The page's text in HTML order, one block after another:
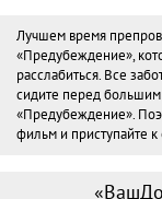
Лучшем время
«Предубеждение»,
расслабиться. Все
сидите перед
«Предубеждение».
фильм и приступайте к